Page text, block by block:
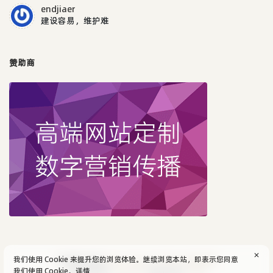
endjiaer
建设容易，维护难
赞助商
© 2004-2026aijun's blog/SiteMap.隐私政策
✕
我们使用 Cookie 来提升您的浏览体验。继续浏览本站，即表示您同意
我们使用 Cookie。 详情